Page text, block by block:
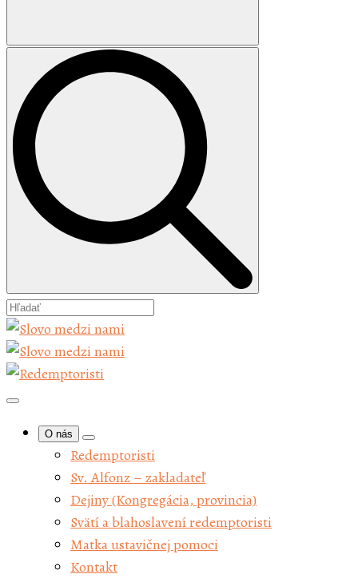
O nás
Redemptoristi
Sv. Alfonz – zakladateľ
Dejiny (Kongregácia, provincia)
Svätí a blahoslavení redemptoristi
Matka ustavičnej pomoci
Kontakt